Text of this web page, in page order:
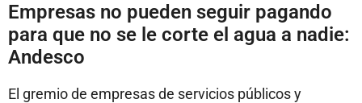
Empresas no pueden seguir pagando
para que no se le corte el agua a nadie:
Andesco
El gremio de empresas de servicios públicos y